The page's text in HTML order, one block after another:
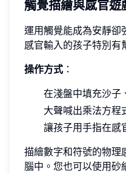
觸覺描繪與感官遊
運用觸覺能成為安靜卻
感官輸入的孩子特別有
操作方式 ：
在淺盤中填充沙子
大聲喊出乘法方程
讓孩子用手指在感
描繪數字和符號的物理
腦中。您也可以使用砂